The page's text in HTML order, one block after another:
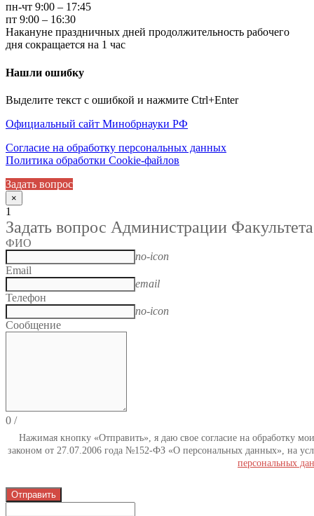
пн-чт 9:00 – 17:45
пт 9:00 – 16:30
Накануне праздничных дней продолжительность рабочего
дня сокращается на 1 час
Нашли ошибку
Выделите текст с ошибкой и нажмите Ctrl+Enter
Официальный сайт Минобрнауки РФ
Согласие на обработку персональных данных
Политика обработки Cookie-файлов
Задать вопрос
×
1
Задать вопрос Администрации Факультета
ФИО
no-icon
Email
email
Телефон
no-icon
Сообщение
0 /
Нажимая кнопку «Отправить», я даю свое согласие на обработку
законом от 27.07.2006 года №152-ФЗ «О персональных данных», на
персональных
Отправить